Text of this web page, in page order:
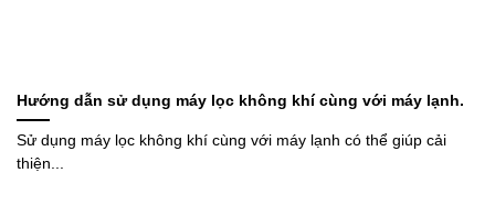
Hướng dẫn sử dụng máy lọc không khí cùng với máy lạnh.
Sử dụng máy lọc không khí cùng với máy lạnh có thể giúp cải
thiện...